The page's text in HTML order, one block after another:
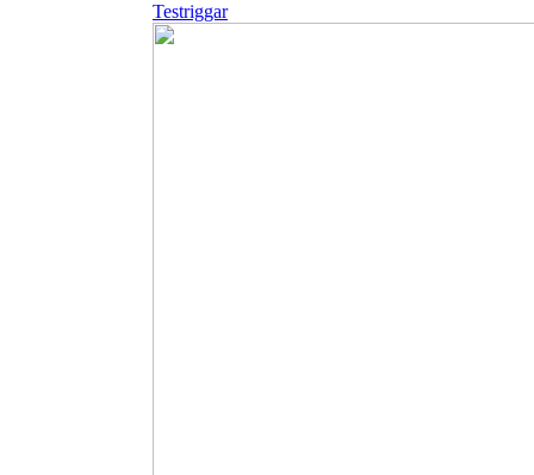
Testriggar